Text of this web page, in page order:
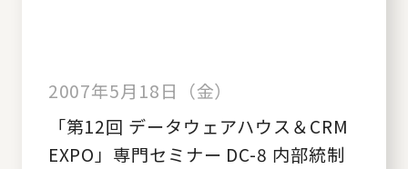
2007年5月18日（金）
「第12回 データウェアハウス＆CRM
EXPO」専門セミナー DC-8 内部統制